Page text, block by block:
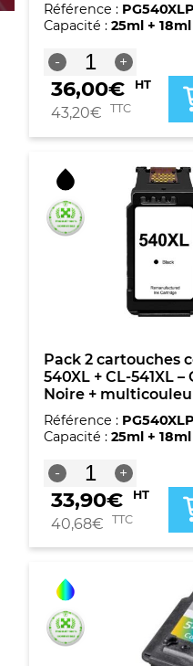
Référence :
Capacité : 25ml + 18ml
-
quantité
de
Pack
2
Premium
UP
Print
compatibles
Canon
Grande
capacité
-
Noire
+
multicouleur
+
36,00€ HT
43,20€ TTC
Pack 2 cartouches
540XL + CL-541XL
Noire +
Référence :
Capacité : 25ml + 18ml
-
quantité
de
Pack
2
cartouches
compatibles
PG-
540XL
+
CL-
+
33,90€ HT
40,68€ TTC